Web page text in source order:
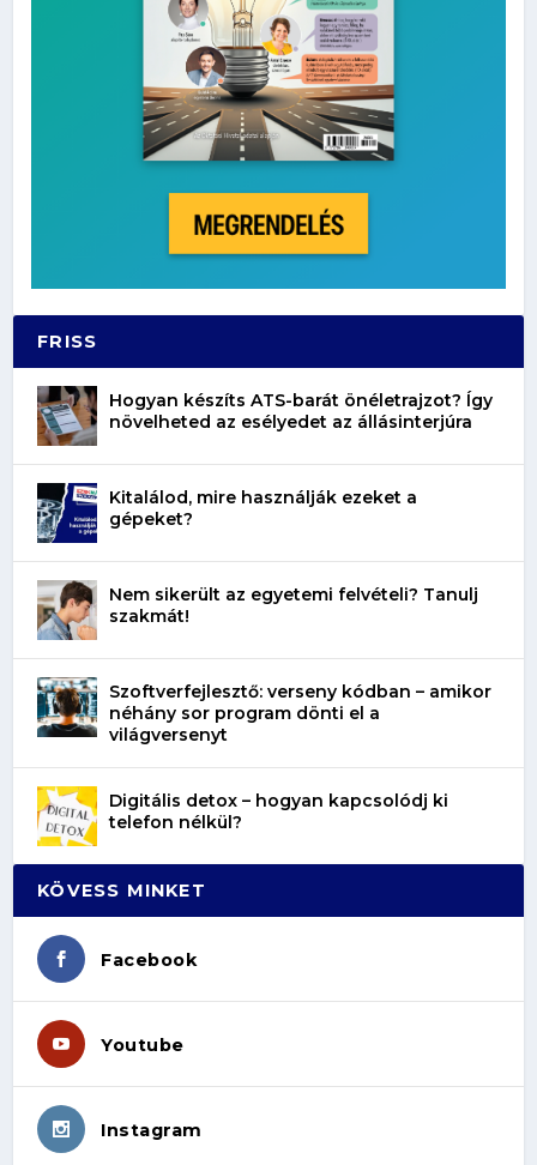
FRISS
Hogyan készíts ATS-barát önéletrajzot? Így
növelheted az esélyedet az állásinterjúra
Kitalálod, mire használják ezeket a
gépeket?
Nem sikerült az egyetemi felvételi? Tanulj
szakmát!
Szoftverfejlesztő: verseny kódban – amikor
néhány sor program dönti el a
világversenyt
Digitális detox – hogyan kapcsolódj ki
telefon nélkül?
KÖVESS MINKET
Facebook
Youtube
Instagram